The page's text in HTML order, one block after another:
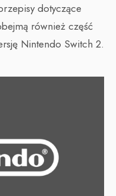
dotyczące
również część
Nintendo Switch 2.